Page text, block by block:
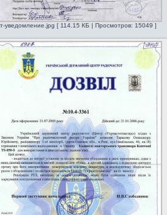
уведомление.jpg [ 114.15 КБ | Просмотров: 15049 ]